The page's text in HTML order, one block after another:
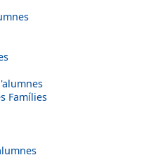
Famílies